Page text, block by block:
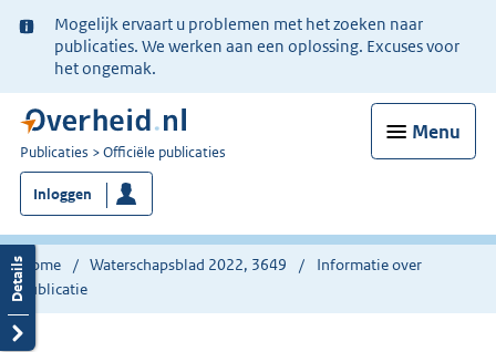
Ter
informatie:
Mogelijk ervaart u problemen met het zoeken naar
publicaties. We werken aan een oplossing. Excuses voor
het ongemak.
Menu
U
bent
nu
hier:
Publicaties Officiële publicaties
Inloggen
Home Waterschapsblad 2022, 3649
Informatie over
publicatie